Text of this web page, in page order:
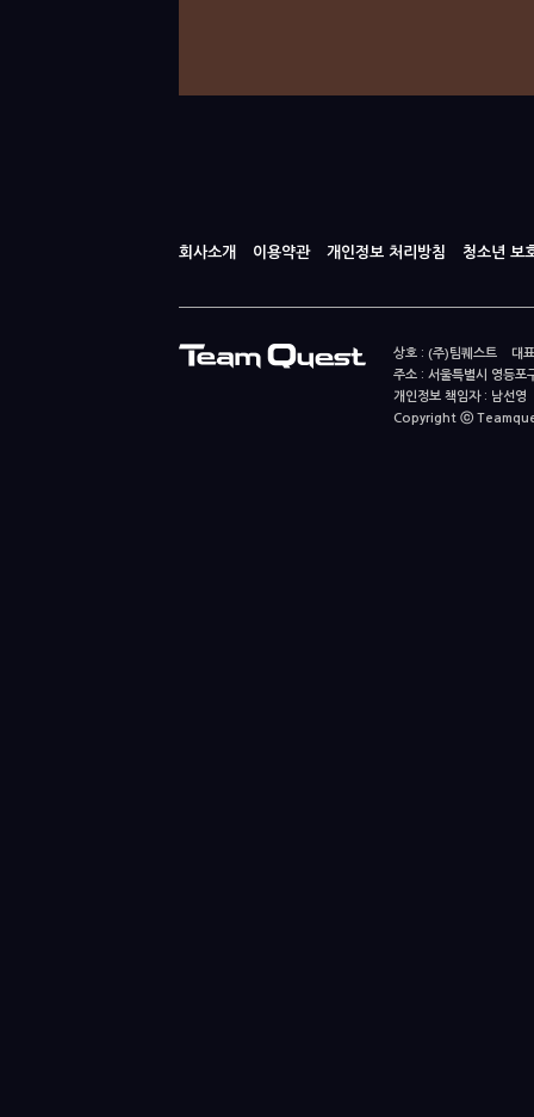
회사소개 이용약관 개인정보 처리방침 청소년 보
상호 : (주)팀퀘스트 대
주소 : 서울특별시 영등
개인정보 책임자 : 남
Copyright ⓒ